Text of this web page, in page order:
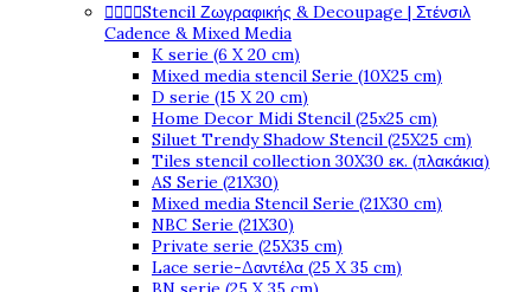
Stencil Ζωγραφικής & Decoupage | Στένσιλ
Cadence & Mixed Media
K serie (6 X 20 cm)
Mixed media stencil Serie (10X25 cm)
D serie (15 X 20 cm)
Home Decor Midi Stencil (25x25 cm)
Siluet Trendy Shadow Stencil (25X25 cm)
Tiles stencil collection 30X30 εκ. (πλακάκια)
AS Serie (21X30)
Mixed media Stencil Serie (21X30 cm)
NBC Serie (21X30)
Private serie (25X35 cm)
Lace serie-Δαντέλα (25 X 35 cm)